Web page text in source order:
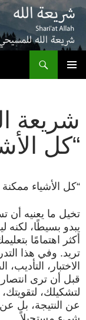
شريعة
“كل
“كل الأشياء ممكنة
تخيل ما يعنيه أن
يبدو بسيطًا، لكنه
أكثر اهتمامًا
تريد. وفي هذا
الاختبار،
قبل أن ترى
لتشكيلك،
عن النتيجة، بل